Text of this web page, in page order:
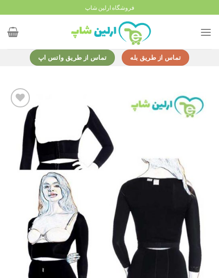
to
content
فروشگاه ارلین شاپ
تماس از طریق بله تماس از طریق واتس اپ
Add to
wishlist